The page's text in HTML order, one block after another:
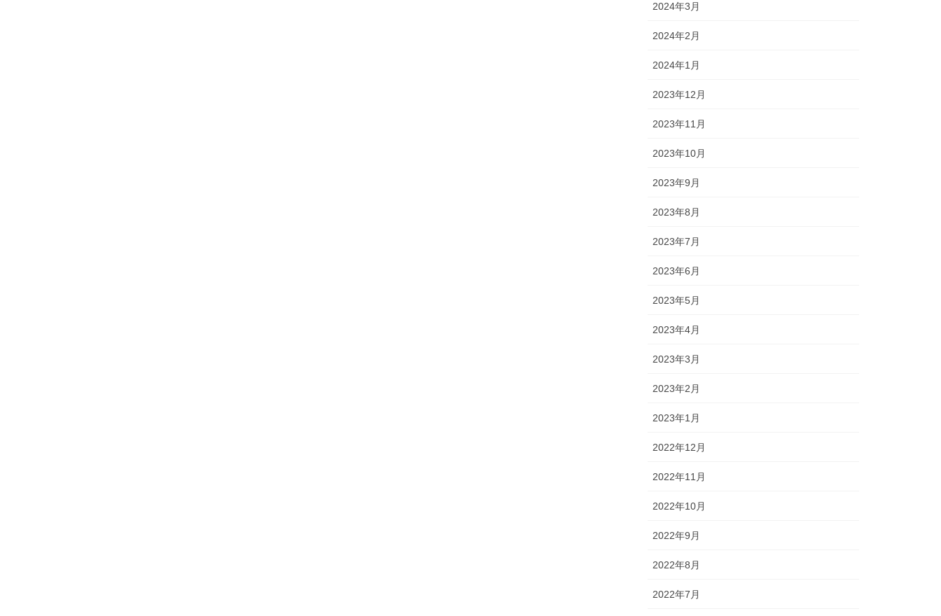
2024年3月
2024年2月
2024年1月
2023年12月
2023年11月
2023年10月
2023年9月
2023年8月
2023年7月
2023年6月
2023年5月
2023年4月
2023年3月
2023年2月
2023年1月
2022年12月
2022年11月
2022年10月
2022年9月
2022年8月
2022年7月